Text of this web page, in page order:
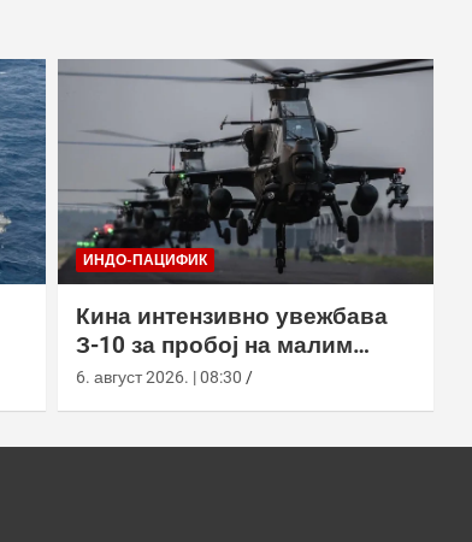
ИНДО-ПАЦИФИК
Кина интензивно увежбава
З-10 за пробој на малим
висинама
6. август 2026. | 08:30